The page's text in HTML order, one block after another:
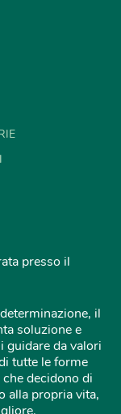
presso il
il
soluzione e
guidare da valori
tutte le forme
decidono di
alla propria vita,